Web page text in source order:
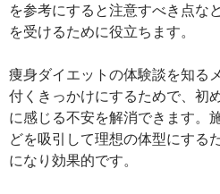
を参考にすると注意すべき点な
を受けるために役立ちます。
痩身ダイエットの体験談を知る
付くきっかけにするためで、初
に感じる不安を解消できます。
どを吸引して理想の体型にする
になり効果的です。